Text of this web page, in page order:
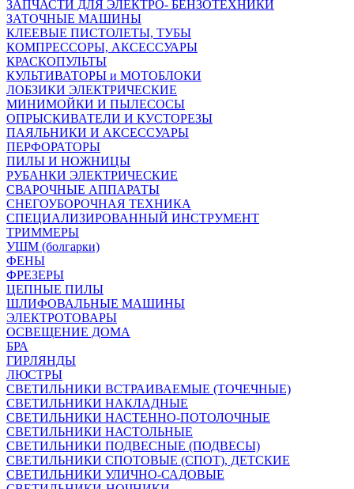
ЗАПЧАСТИ ДЛЯ ЭЛЕКТРО- БЕНЗОТЕХНИКИ
ЗАТОЧНЫЕ МАШИНЫ
КЛЕЕВЫЕ ПИСТОЛЕТЫ, ТУБЫ
КОМПРЕССОРЫ, АКСЕССУАРЫ
КРАСКОПУЛЬТЫ
КУЛЬТИВАТОРЫ и МОТОБЛОКИ
ЛОБЗИКИ ЭЛЕКТРИЧЕСКИЕ
МИНИМОЙКИ И ПЫЛЕСОСЫ
ОПРЫСКИВАТЕЛИ И КУСТОРЕЗЫ
ПАЯЛЬНИКИ И АКСЕССУАРЫ
ПЕРФОРАТОРЫ
ПИЛЫ И НОЖНИЦЫ
РУБАНКИ ЭЛЕКТРИЧЕСКИЕ
СВАРОЧНЫЕ АППАРАТЫ
СНЕГОУБОРОЧНАЯ ТЕХНИКА
СПЕЦИАЛИЗИРОВАННЫЙ ИНСТРУМЕНТ
ТРИММЕРЫ
УШМ (болгарки)
ФЕНЫ
ФРЕЗЕРЫ
ЦЕПНЫЕ ПИЛЫ
ШЛИФОВАЛЬНЫЕ МАШИНЫ
ЭЛЕКТРОТОВАРЫ
ОСВЕЩЕНИЕ ДОМА
БРА
ГИРЛЯНДЫ
ЛЮСТРЫ
СВЕТИЛЬНИКИ ВСТРАИВАЕМЫЕ (ТОЧЕЧНЫЕ)
СВЕТИЛЬНИКИ НАКЛАДНЫЕ
СВЕТИЛЬНИКИ НАСТЕННО-ПОТОЛОЧНЫЕ
СВЕТИЛЬНИКИ НАСТОЛЬНЫЕ
СВЕТИЛЬНИКИ ПОДВЕСНЫЕ (ПОДВЕСЫ)
СВЕТИЛЬНИКИ СПОТОВЫЕ (СПОТ), ДЕТСКИЕ
СВЕТИЛЬНИКИ УЛИЧНО-САДОВЫЕ